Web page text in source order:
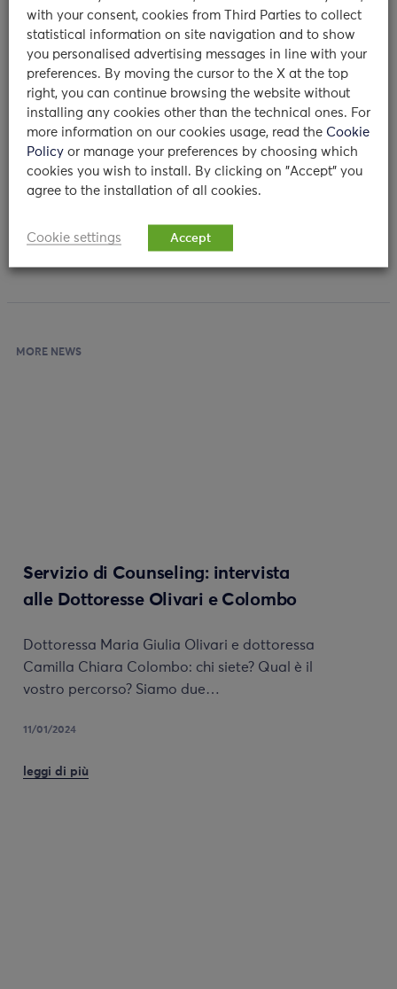
competenze cliniche e scientifiche di Humanitas
University si integrano perfettamente con quelle della
tecnologia applicata alla medicina dell’Università di
Trento, permettendo ad entrambe le realtà di ampliare
le connessioni in ambito clinico e di dare vita a
collaborazioni interessanti, ad esempio delle
nanotecnologie e della robotica, settori su cui entrambi
gli Atenei sono molto attivi. La partnership apre
l’orizzonte a bandi competitivi a livello europeo
ricercatori».
MORE NEWS
Servizio di Counseling: intervista
alle Dottoresse Olivari e Colombo
Dottoressa Maria Giulia Olivari e dottoressa
Camilla Chiara Colombo: chi siete? Qual è il
vostro percorso? Siamo due…
11/01/2024
leggi di più
with your consent, cookies from Third Parties to collect
statistical information on site navigation and to show
you personalised advertising messages in line with your
preferences. By moving the cursor to the X at the top
right, you can continue browsing the website without
installing any cookies other than the technical ones. For
more information on our cookies usage, read the Cookie
Policy or manage your preferences by choosing which
cookies you wish to install. By clicking on "Accept" you
agree to the installation of all cookies.
Cookie settings Accept